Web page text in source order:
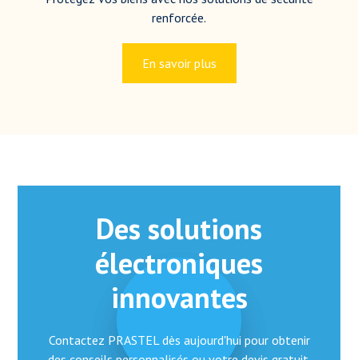
renforcée.
En savoir plus
Des solutions
électroniques
innovantes
Contactez PRASTEL dès aujourd'hui pour obtenir